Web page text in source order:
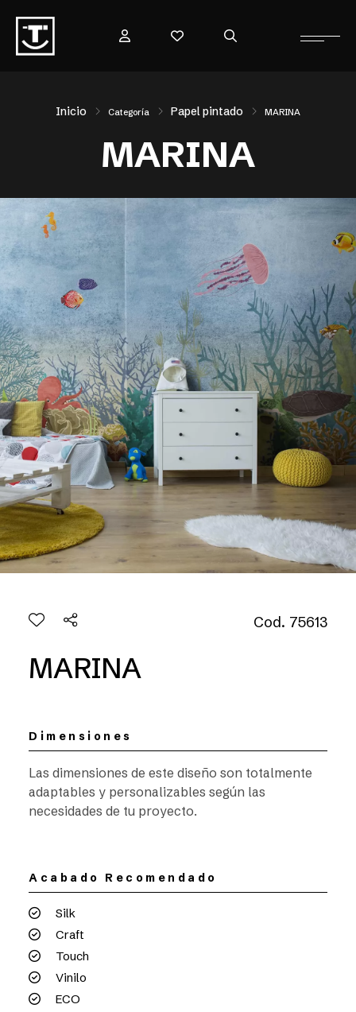
Inicio Categoría Papel pintado MARINA
MARINA
Cod. 75613
MARINA
Dimensiones
Las dimensiones de este diseño son totalmente
adaptables y personalizables según las
necesidades de tu proyecto.
Acabado Recomendado
Silk
Craft
Touch
Vinilo
ECO